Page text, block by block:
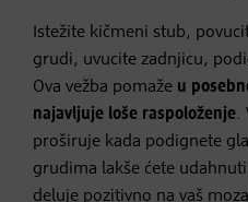
Istežite kičmeni stub,
grudi, uvucite zadnjicu,
Ova vežba pomaže u
najavljuje loše raspoloženje.
proširuje kada podignete
grudima lakše ćete
deluje pozitivno na vaš